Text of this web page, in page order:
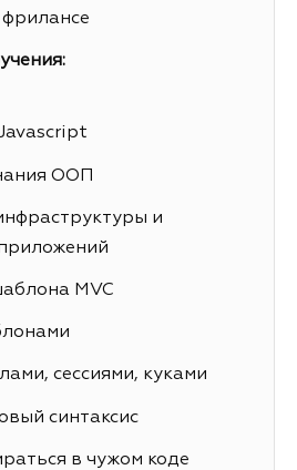
ООП
и
MVC
сессиями, куками
синтаксис
в чужом коде